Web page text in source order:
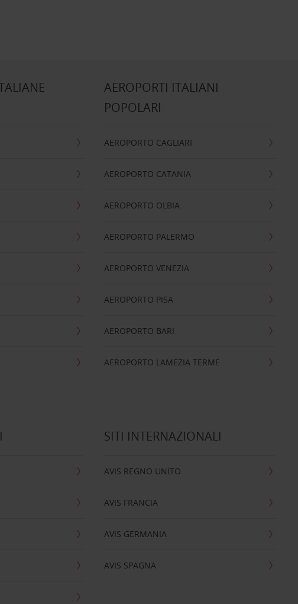
AEROPORTI ITALIANI
POPOLARI
AEROPORTO CAGLIARI
AEROPORTO CATANIA
AEROPORTO OLBIA
AEROPORTO PALERMO
AEROPORTO VENEZIA
AEROPORTO PISA
AEROPORTO BARI
AEROPORTO LAMEZIA TERME
SITI INTERNAZIONALI
AVIS REGNO UNITO
AVIS FRANCIA
AVIS GERMANIA
AVIS SPAGNA